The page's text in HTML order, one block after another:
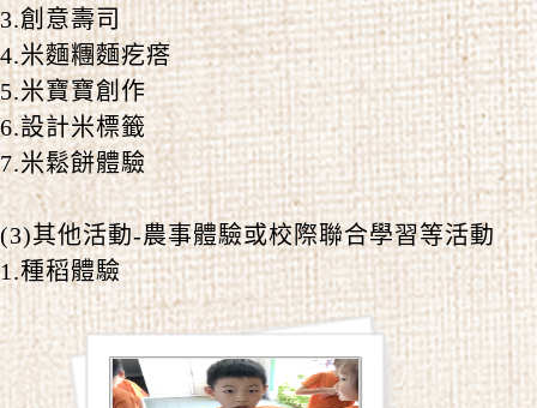
3.創意壽司
4.米麵糰麵疙瘩
5.米寶寶創作
6.設計米標籤
7.米鬆餅體驗
(3)其他活動-農事體驗或校際聯合學習等活動
1.種稻體驗